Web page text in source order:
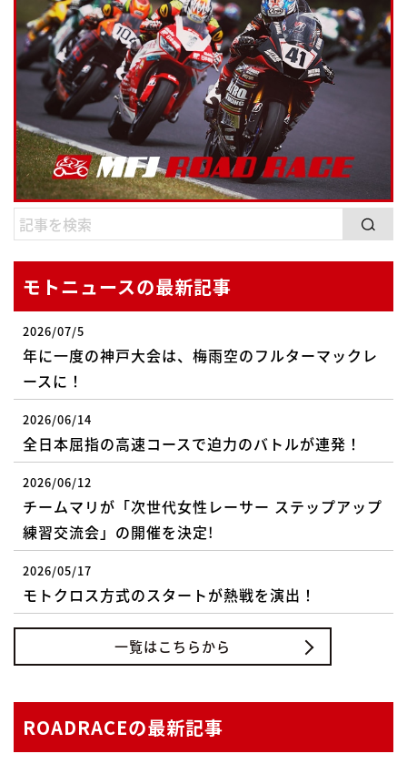
モトニュースの最新記事
2026/07/5
年に一度の神戸大会は、梅雨空のフルターマックレ
ースに！
2026/06/14
全日本屈指の高速コースで迫力のバトルが連発！
2026/06/12
チームマリが「次世代女性レーサー ステップアップ
練習交流会」の開催を決定!
2026/05/17
モトクロス方式のスタートが熱戦を演出！
一覧はこちらから
ROADRACEの最新記事